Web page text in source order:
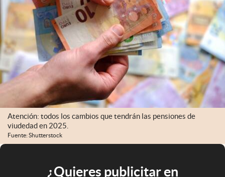
Atención: todos los cambios que tendrán las pensiones de
viudedad en 2025.
Fuente: Shutterstock
¿Quieres publicitar en